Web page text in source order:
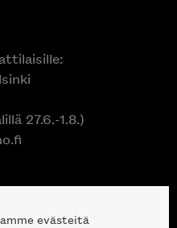
27.6.-1.8.)
evästeitä